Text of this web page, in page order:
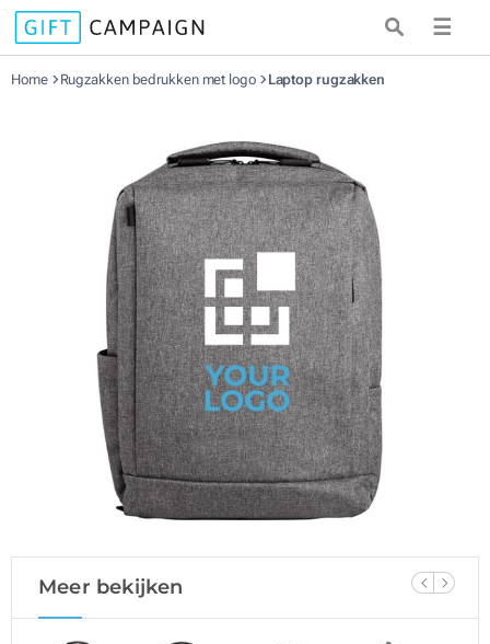
☰
Home Rugzakken bedrukken met logo Laptop rugzakken
Meer bekijken